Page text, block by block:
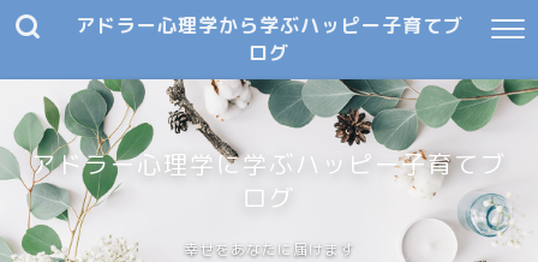
アドラー心理学から学ぶハッピー子育てブ
ログ
アドラー心理学に学ぶハッピー子育てブ
ログ
幸せをあなたに届けます